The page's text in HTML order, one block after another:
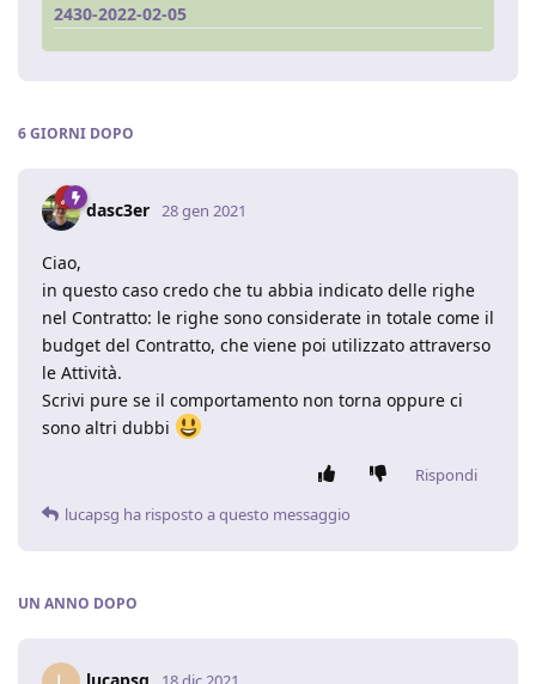
2430-2022-02-05
6 GIORNI DOPO
dasc3er 28 gen 2021
Ciao,
in questo caso credo che tu abbia indicato delle righe
nel Contratto: le righe sono considerate in totale come il
budget del Contratto, che viene poi utilizzato attraverso
le Attività.
Scrivi pure se il comportamento non torna oppure ci
sono altri dubbi
Rispondi
lucapsg ha risposto a questo messaggio
UN ANNO DOPO